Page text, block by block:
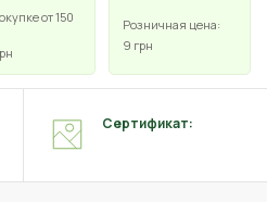
от 150
Розничная цена:
9 грн
Сертификат: